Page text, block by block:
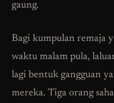
gaung.
Bagi kumpulan remaja
waktu malam pula,
lagi bentuk gangguan
mereka. Tiga orang